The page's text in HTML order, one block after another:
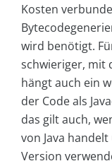
Kosten
wird benötigt.
schwieriger, mit
hängt auch ein
der Code als
das gilt auch,
von Java
Version